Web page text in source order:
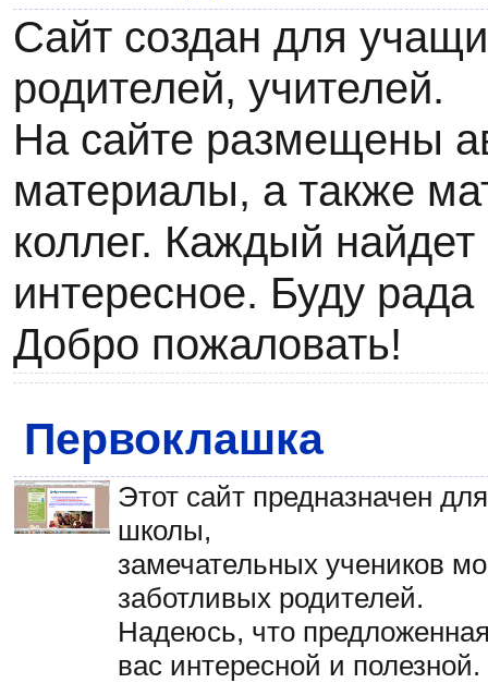
Сайт создан для
родителей, учителей.
На сайте размещены
материалы, а также
коллег. Каждый найдет
интересное. Буду
Добро пожаловать!
Первоклашка
Этот сайт предназначен
школы,
замечательных учеников
заботливых родителей.
Надеюсь, что
вас интересной и полезной.